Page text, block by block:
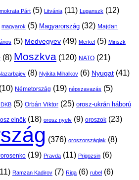
Párt (5) Litvánia (11) Luganszk (12)
magyarok (5) Magyarország (32) Majdan
(5) Medvegyev (49) Merkel (5) Minszk
(8) Moszkva (120) NATO (21)
(8) Nyikita Mihalkov (6) Nyugat (41)
(10) Németország (19) népszavazás (5)
(5) Orbán Viktor (25) orosz-ukrán háború
elnök (18) orosz nyelv (9) oroszok (23)
(376) oroszországiak (8)
(19) Pravda (11) Prigozsin (6)
Ramzan Kadirov (7) Riga (6) rubel (6)